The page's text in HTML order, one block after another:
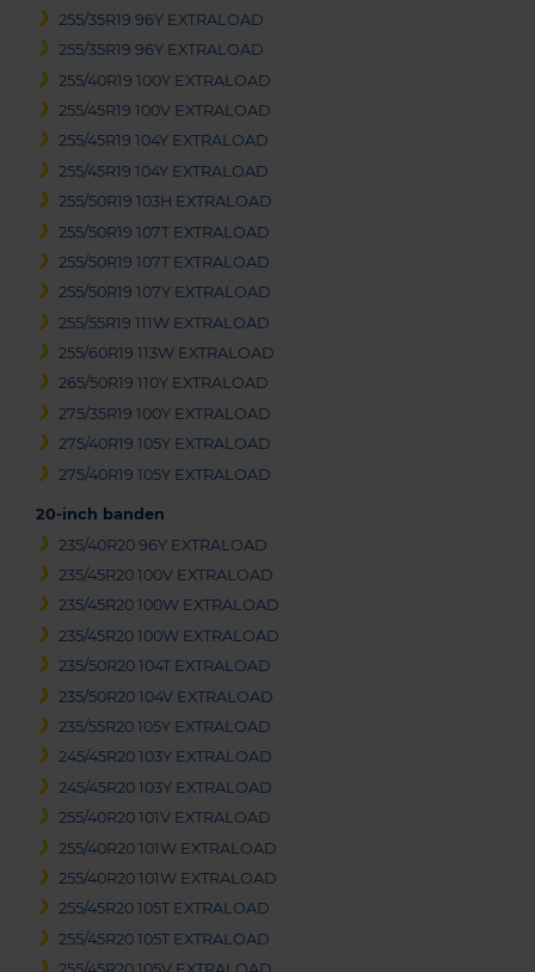
255/35R19 96Y EXTRALOAD
255/35R19 96Y EXTRALOAD
255/40R19 100Y EXTRALOAD
255/45R19 100V EXTRALOAD
255/45R19 104Y EXTRALOAD
255/45R19 104Y EXTRALOAD
255/50R19 103H EXTRALOAD
255/50R19 107T EXTRALOAD
255/50R19 107T EXTRALOAD
255/50R19 107Y EXTRALOAD
255/55R19 111W EXTRALOAD
255/60R19 113W EXTRALOAD
265/50R19 110Y EXTRALOAD
275/35R19 100Y EXTRALOAD
275/40R19 105Y EXTRALOAD
275/40R19 105Y EXTRALOAD
20-inch banden
235/40R20 96Y EXTRALOAD
235/45R20 100V EXTRALOAD
235/45R20 100W EXTRALOAD
235/45R20 100W EXTRALOAD
235/50R20 104T EXTRALOAD
235/50R20 104V EXTRALOAD
235/55R20 105Y EXTRALOAD
245/45R20 103Y EXTRALOAD
245/45R20 103Y EXTRALOAD
255/40R20 101V EXTRALOAD
255/40R20 101W EXTRALOAD
255/40R20 101W EXTRALOAD
255/45R20 105T EXTRALOAD
255/45R20 105T EXTRALOAD